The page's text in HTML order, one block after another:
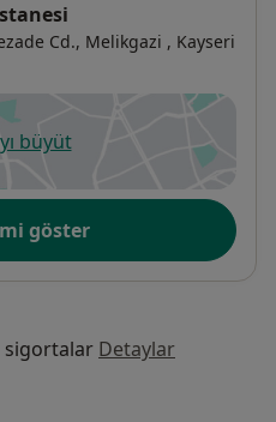
Cd., Melikgazi , Kayseri
büyüt
yeni bir sekmede açılır
göster
sigortalar Detaylar